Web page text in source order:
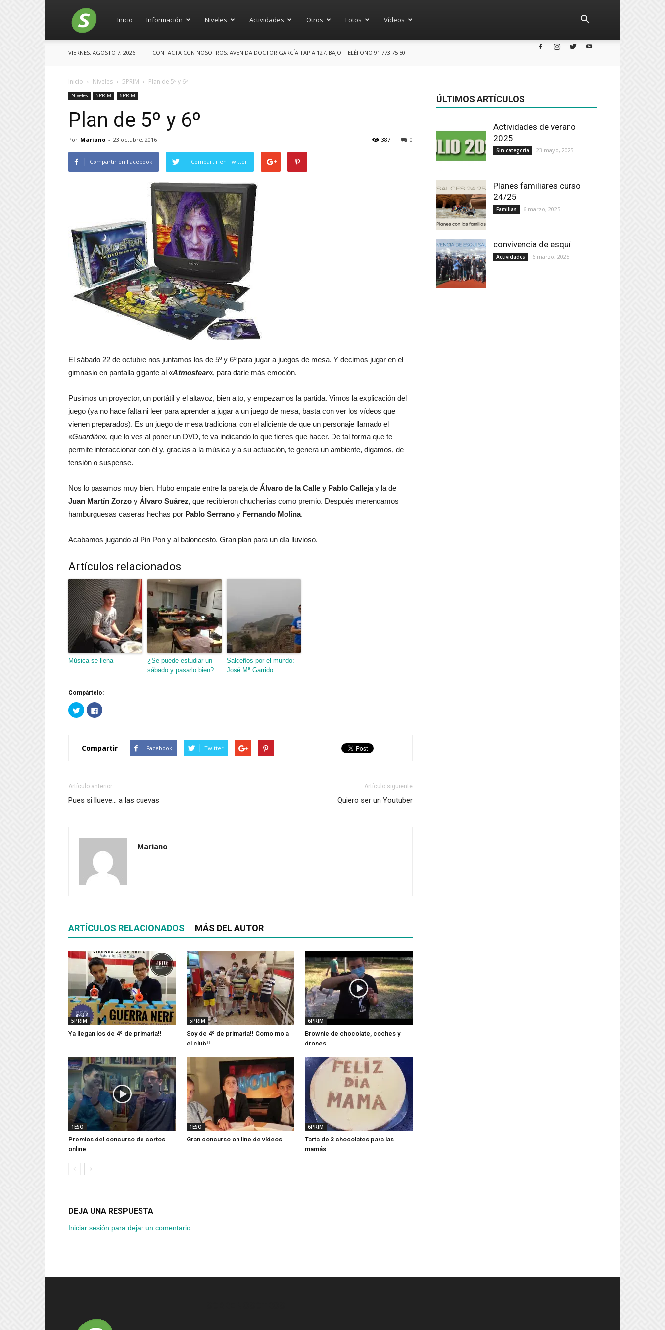
Salces
Inicio Información Niveles Actividades Otros Fotos Vídeos
VIERNES, AGOSTO 7, 2026 CONTACTA CON NOSOTROS: AVENIDA DOCTOR GARCÍA TAPIA 127, BAJO. TELÉFONO 91 773 75 50
Inicio Niveles 5PRIM Plan de 5º y 6º
Niveles 5PRIM 6PRIM
Plan de 5º y 6º
Por Mariano - 23 octubre, 2016 0
387
Compartir en Facebook Compartir en Twitter
El sábado 22 de octubre nos juntamos los de 5º y 6º para jugar a juegos de mesa. Y decimos jugar en el
gimnasio en pantalla gigante al «Atmosfear«, para darle más emoción.
Pusimos un proyector, un portátil y el altavoz, bien alto, y empezamos la partida. Vimos la explicación del
juego (ya no hace falta ni leer para aprender a jugar a un juego de mesa, basta con ver los vídeos que
vienen preparados). Es un juego de mesa tradicional con el aliciente de que un personaje llamado el
«Guardián«, que lo ves al poner un DVD, te va indicando lo que tienes que hacer. De tal forma que te
permite interaccionar con él y, gracias a la música y a su actuación, te genera un ambiente, digamos, de
tensión o suspense.
Nos lo pasamos muy bien. Hubo empate entre la pareja de Álvaro de la Calle y Pablo Callejay la de
Juan Martín Zorzo y Álvaro Suárez, que recibieron chucherías como premio. Después merendamos
hamburguesas caseras hechas por Pablo Serrano y Fernando Molina.
Acabamos jugando al Pin Pon y al baloncesto. Gran plan para un día lluvioso.
Artículos relacionados
Música se llena
¿Se puede estudiar un
sábado y pasarlo bien?
Salceños por el mundo:
José Mª Garrido
Compártelo:
Haz
clic
para
(Se
abre
Haz
clic
abre
Compartir Facebook Twitter
Artículo anterior
Pues si llueve… a las cuevas
Artículo siguiente
Quiero ser un Youtuber
Mariano
ARTÍCULOS RELACIONADOS MÁS DEL AUTOR
5PRIM
Ya llegan los de 4º de primaria!!
5PRIM
Soy de 4º de primaria!! Como mola
el club!!
6PRIM
Brownie de chocolate, coches y
drones
1ESO
Premios del concurso de cortos
online
1ESO
Gran concurso on line de vídeos
6PRIM
Tarta de 3 chocolates para las
mamás
DEJA UNA RESPUESTA
Iniciar sesión para dejar un comentario
ÚLTIMOS ARTÍCULOS
Actividades de verano
2025
Sin categoría 23 mayo, 2025
Planes familiares curso
24/25
Familias 6 marzo, 2025
convivencia de esquí
Actividades 6 marzo, 2025